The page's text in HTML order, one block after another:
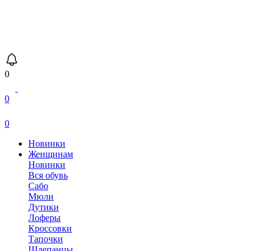
0
0
0
Новинки
Женщинам
Новинки
Вся обувь
Сабо
Мюли
Дутики
Лоферы
Кроссовки
Тапочки